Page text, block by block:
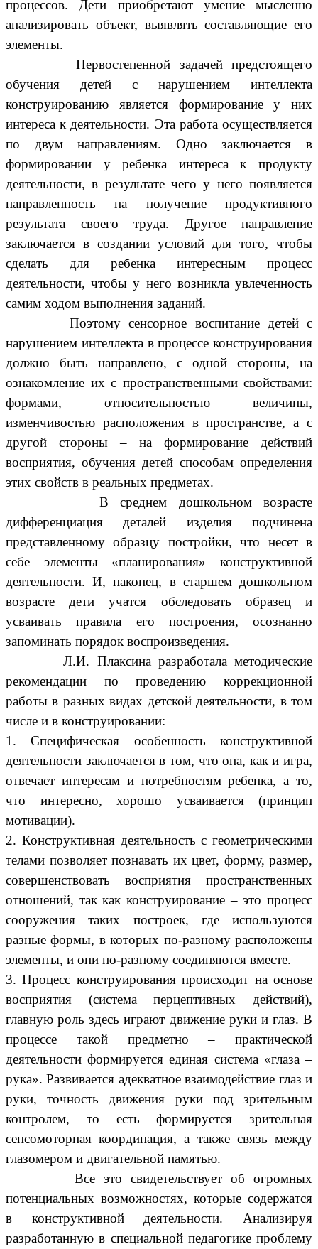
процессов. Дети приобретают умение мысленно
анализировать объект, выявлять составляющие его
элементы.
Первостепенной задачей предстоящего
обучения детей с нарушением интеллекта
конструированию является формирование у них
интереса к деятельности. Эта работа осуществляется
по двум направлениям. Одно заключается в
формировании у ребенка интереса к продукту
деятельности, в результате чего у него появляется
направленность на получение продуктивного
результата своего труда. Другое направление
заключается в создании условий для того, чтобы
сделать для ребенка интересным процесс
деятельности, чтобы у него возникла увлеченность
самим ходом выполнения заданий.
Поэтому сенсорное воспитание детей с
нарушением интеллекта в процессе конструирования
должно быть направлено, с одной стороны, на
ознакомление их с пространственными свойствами:
формами, относительностью величины,
изменчивостью расположения в пространстве, а с
другой стороны – на формирование действий
восприятия, обучения детей способам определения
этих свойств в реальных предметах.
В среднем дошкольном возрасте
дифференциация деталей изделия подчинена
представленному образцу постройки, что несет в
себе элементы «планирования» конструктивной
деятельности. И, наконец, в старшем дошкольном
возрасте дети учатся обследовать образец и
усваивать правила его построения, осознанно
запоминать порядок воспроизведения.
Л.И. Плаксина разработала методические
рекомендации по проведению коррекционной
работы в разных видах детской деятельности, в том
числе и в конструировании:
1. Специфическая особенность конструктивной
деятельности заключается в том, что она, как и игра,
отвечает интересам и потребностям ребенка, а то,
что интересно, хорошо усваивается (принцип
мотивации).
2. Конструктивная деятельность с геометрическими
телами позволяет познавать их цвет, форму, размер,
совершенствовать восприятия пространственных
отношений, так как конструирование – это процесс
сооружения таких построек, где используются
разные формы, в которых по-разному расположены
элементы, и они по-разному соединяются вместе.
3. Процесс конструирования происходит на основе
восприятия (система перцептивных действий),
главную роль здесь играют движение руки и глаз. В
процессе такой предметно – практической
деятельности формируется единая система «глаза –
рука». Развивается адекватное взаимодействие глаз и
руки, точность движения руки под зрительным
контролем, то есть формируется зрительная
сенсомоторная координация, а также связь между
глазомером и двигательной памятью.
Все это свидетельствует об огромных
потенциальных возможностях, которые содержатся
в конструктивной деятельности. Анализируя
разработанную в специальной педагогике проблему